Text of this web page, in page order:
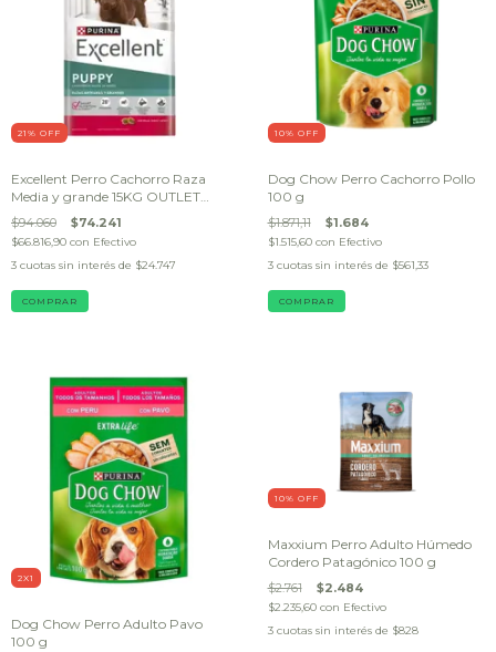
21 % OFF
Excellent Perro Cachorro Raza
Media y grande 15KG OUTLET
(BOLSA DAÑADA)
$94.060 $74.241
$66.816,90 con Efectivo
3 cuotas sin interés de $24.747
10% OFF
Dog Chow Perro Cachorro Pollo
100 g
$1.871,11 $1.684
$1.515,60 con Efectivo
3 cuotas sin interés de $561,33
2X1
Dog Chow Perro Adulto Pavo
100 g
10% OFF
Maxxium Perro Adulto Húmedo
Cordero Patagónico 100 g
$2.761 $2.484
$2.235,60 con Efectivo
3 cuotas sin interés de $828